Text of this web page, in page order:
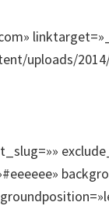
uploads/